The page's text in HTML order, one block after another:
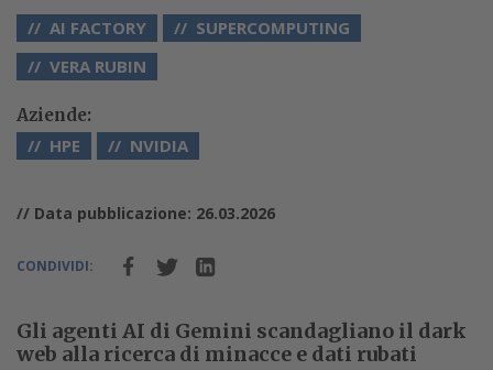
AI FACTORY
SUPERCOMPUTING
VERA RUBIN
Aziende:
HPE NVIDIA
// Data pubblicazione: 26.03.2026
CONDIVIDI:
Gli agenti AI di Gemini scandagliano il dark
web alla ricerca di minacce e dati rubati